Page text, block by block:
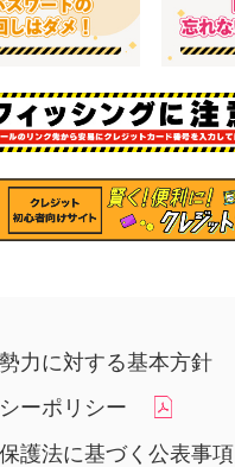
力に対する基本方針
ーポリシー
護法に基づく公表事項